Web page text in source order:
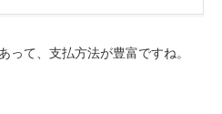
って、支払方法が豊富ですね。